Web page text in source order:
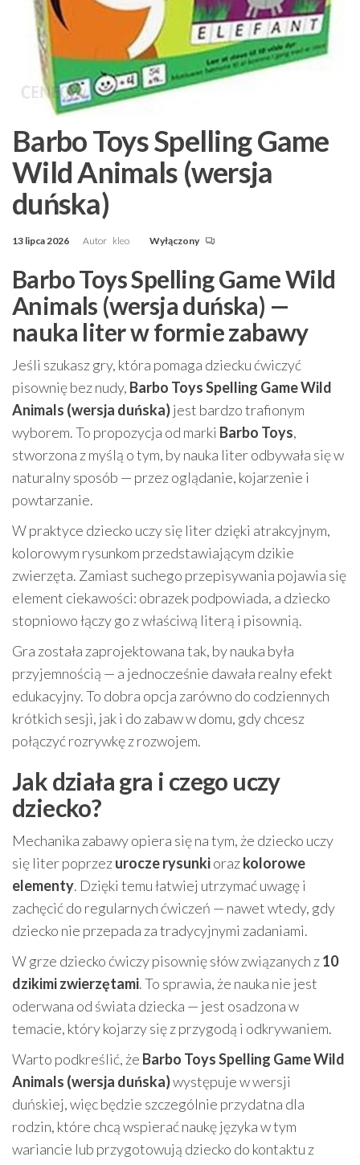
Barbo Toys Spelling Game
Wild Animals (wersja
duńska)
13 lipca 2026 Autor kleo Wyłączony
Barbo Toys Spelling Game Wild
Animals (wersja duńska) —
nauka liter w formie zabawy
Jeśli szukasz gry, która pomaga dziecku ćwiczyć
pisownię bez nudy, Barbo Toys Spelling Game Wild
Animals (wersja duńska)jest bardzo trafionym
wyborem. To propozycja od marki Barbo Toys,
stworzona z myślą o tym, by nauka liter odbywała się w
naturalny sposób — przez oglądanie, kojarzenie i
powtarzanie.
W praktyce dziecko uczy się liter dzięki atrakcyjnym,
kolorowym rysunkom przedstawiającym dzikie
zwierzęta. Zamiast suchego przepisywania pojawia się
element ciekawości: obrazek podpowiada, a dziecko
stopniowo łączy go z właściwą literą i pisownią.
Gra została zaprojektowana tak, by nauka była
przyjemnością — a jednocześnie dawała realny efekt
edukacyjny. To dobra opcja zarówno do codziennych
krótkich sesji, jak i do zabaw w domu, gdy chcesz
połączyć rozrywkę z rozwojem.
Jak działa gra i czego uczy
dziecko?
Mechanika zabawy opiera się na tym, że dziecko uczy
się liter poprzezurocze rysunkiorazkolorowe
elementy. Dzięki temu łatwiej utrzymać uwagę i
zachęcić do regularnych ćwiczeń — nawet wtedy, gdy
dziecko nie przepada za tradycyjnymi zadaniami.
W grze dziecko ćwiczy pisownię słów związanych z10
dzikimi zwierzętami. To sprawia, że nauka nie jest
oderwana od świata dziecka — jest osadzona w
temacie, który kojarzy się z przygodą i odkrywaniem.
Warto podkreślić, że Barbo Toys Spelling Game Wild
Animals (wersja duńska)występuje w wersji
duńskiej, więc będzie szczególnie przydatna dla
rodzin, które chcą wspierać naukę języka w tym
wariancie lub przygotowują dziecko do kontaktu z